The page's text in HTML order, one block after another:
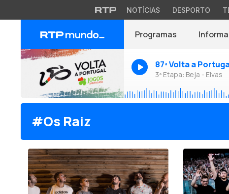
NOTÍCIAS DESPORTO
Programas
87ª Volta a
3ª Etapa: Beja - Elvas
#Os Raiz